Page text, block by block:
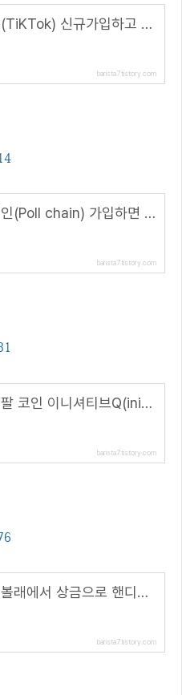
앱테크, 틱톡(TiKTok) 신규가입하고 최대 150000 포인트 받자( 추천코드 : E13501925 )
barista7.tistory.com
앱테크, 폴체인(Poll chain) 가입하면 200 POLL 지급 ( 추천코드 : 2131245 )
barista7.tistory.com
앱테크, 페이팔 코인 이니셔티브Q(initiative Q) 초대 이벤트
barista7.tistory.com
앱테크, 맞춰볼래에서 상금으로 핸디토큰(Handy) 받자( 추천코드 : UA9GBS )
barista7.tistory.com